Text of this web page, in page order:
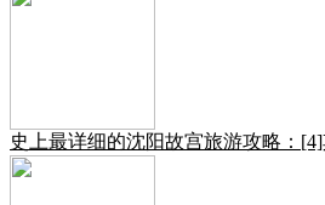
史上最详细的沈阳故宫旅游攻略：